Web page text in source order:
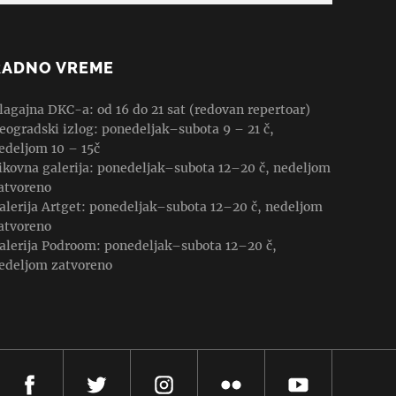
VREME
DKC-a: od 16 do 21 sat (redovan repertoar)
izlog: ponedeljak–subota 9 – 21 č,
10 – 15č
galerija: ponedeljak–subota 12–20 č, nedeljom
Artget: ponedeljak–subota 12–20 č, nedeljom
Podroom: ponedeljak–subota 12–20 č,
zatvoreno